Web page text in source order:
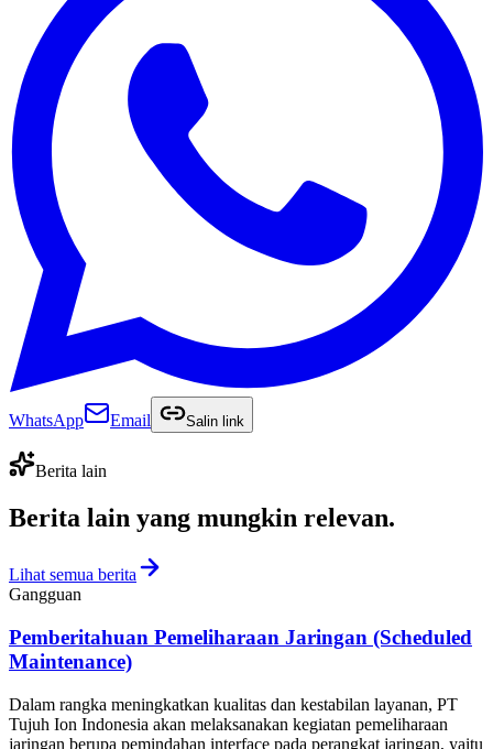
WhatsApp Email Salin link
Berita lain
Berita lain yang mungkin relevan.
Lihat semua berita
Gangguan
Pemberitahuan Pemeliharaan Jaringan (Scheduled
Maintenance)
Dalam rangka meningkatkan kualitas dan kestabilan layanan, PT
Tujuh Ion Indonesia akan melaksanakan kegiatan pemeliharaan
jaringan berupa pemindahan interface pada perangkat jaringan, yaitu